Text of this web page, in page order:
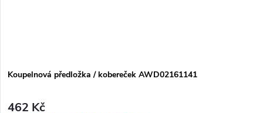
Koupelnová předložka / kobereček AWD02161141
462 Kč